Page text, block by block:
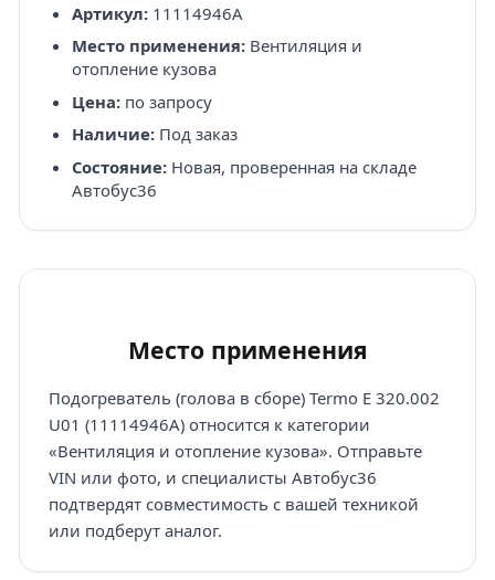
Артикул:11114946A
Место применения:Вентиляция и
отопление кузова
Цена:по запросу
Наличие:Под заказ
Состояние:Новая, проверенная на складе
Автобус36
Место применения
Подогреватель (голова в сборе) Termo E 320.002
U01 (11114946A) относится к категории
«Вентиляция и отопление кузова». Отправьте
VIN или фото, и специалисты Автобус36
подтвердят совместимость с вашей техникой
или подберут аналог.